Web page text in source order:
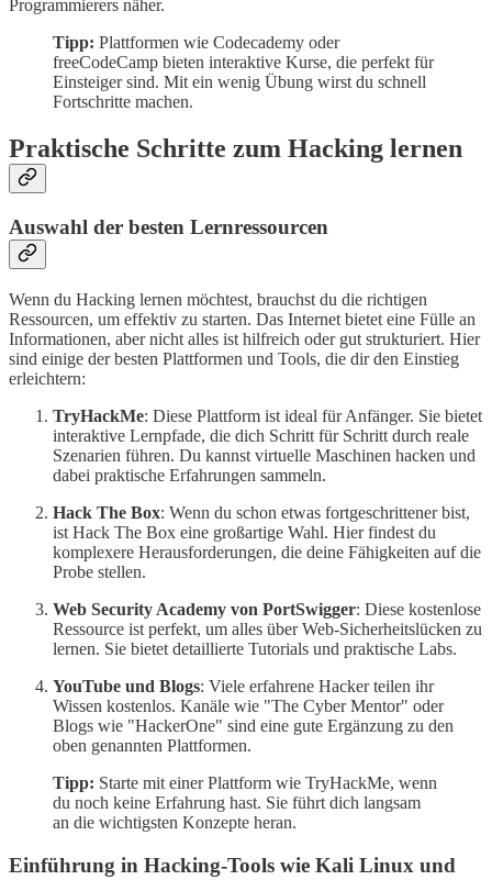
Programmierers näher.
Tipp: Plattformen wie Codecademy oder
freeCodeCamp bieten interaktive Kurse, die perfekt für
Einsteiger sind. Mit ein wenig Übung wirst du schnell
Fortschritte machen.
Praktische Schritte zum Hacking lernen
Auswahl der besten Lernressourcen
Wenn du Hacking lernen möchtest, brauchst du die richtigen
Ressourcen, um effektiv zu starten. Das Internet bietet eine Fülle an
Informationen, aber nicht alles ist hilfreich oder gut strukturiert. Hier
sind einige der besten Plattformen und Tools, die dir den Einstieg
erleichtern:
TryHackMe: Diese Plattform ist ideal für Anfänger. Sie bietet
interaktive Lernpfade, die dich Schritt für Schritt durch reale
Szenarien führen. Du kannst virtuelle Maschinen hacken und
dabei praktische Erfahrungen sammeln.
Hack The Box: Wenn du schon etwas fortgeschrittener bist,
ist Hack The Box eine großartige Wahl. Hier findest du
komplexere Herausforderungen, die deine Fähigkeiten auf die
Probe stellen.
Web Security Academy von PortSwigger: Diese kostenlose
Ressource ist perfekt, um alles über Web-Sicherheitslücken zu
lernen. Sie bietet detaillierte Tutorials und praktische Labs.
YouTube und Blogs: Viele erfahrene Hacker teilen ihr
Wissen kostenlos. Kanäle wie "The Cyber Mentor" oder
Blogs wie "HackerOne" sind eine gute Ergänzung zu den
oben genannten Plattformen.
Tipp: Starte mit einer Plattform wie TryHackMe, wenn
du noch keine Erfahrung hast. Sie führt dich langsam
an die wichtigsten Konzepte heran.
Einführung in Hacking-Tools wie Kali Linux und